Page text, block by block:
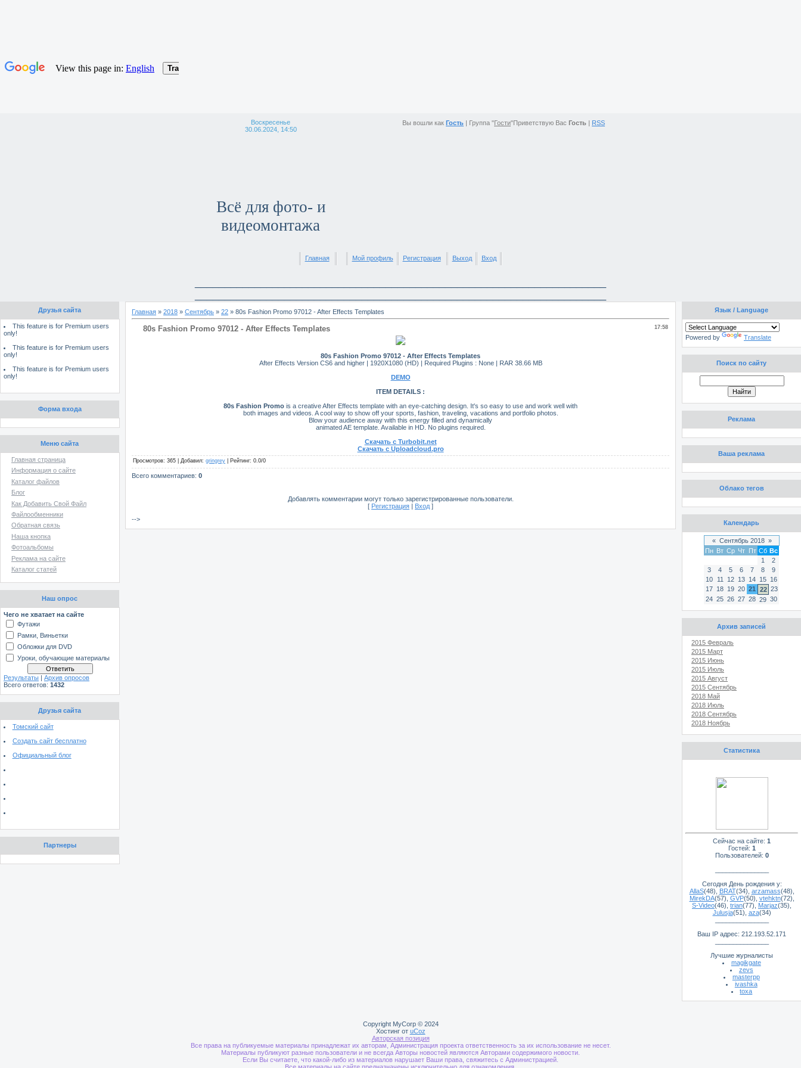
Воскресенье
30.06.2024, 14:50
Всё для фото- и
видеомонтажа
Вы вошли как Гость | Группа "Гости"Приветствую Вас Гость | RSS
Главная Мой профиль Регистрация Выход Вход
Друзья сайта
This feature is for Premium users
only!
This feature is for Premium users
only!
This feature is for Premium users
only!
Форма входа
Меню сайта
Главная страница
Информация о сайте
Каталог файлов
Блог
Как Добавить Свой Файл
Файлообменники
Обратная связь
Наша кнопка
Фотоальбомы
Реклама на сайте
Каталог статей
Наш опрос
Чего не хватает на сайте
Футажи
Рамки, Виньетки
Обложки для DVD
Уроки, обучающие материалы
Результаты | Архив опросов
Всего ответов: 1432
Друзья сайта
Томский сайт
Создать сайт бесплатно
Официальный блог
Партнеры
Главная » 2018 » Сентябрь » 22 » 80s Fashion Promo 97012 - After Effects Templates
17:58
80s Fashion Promo 97012 - After Effects Templates
80s Fashion Promo 97012 - After Effects Templates
After Effects Version CS6 and higher | 1920X1080 (HD) | Required Plugins : None | RAR 38.66 MB
DEMO
ITEM DETAILS :
80s Fashion Promo is a creative After Effects template with an eye-catching design. It's so easy to use and work well with
both images and videos. A cool way to show off your sports, fashion, traveling, vacations and portfolio photos.
Blow your audience away with this energy filled and dynamically
animated AE template. Available in HD. No plugins required.
Скачать с Turbobit.net
Скачать с Uploadcloud.pro
Просмотров: 365 Добавил: gringrey Рейтинг: 0.0/0
Всего комментариев: 0
Добавлять комментарии могут только зарегистрированные пользователи.
[ Регистрация | Вход ]
-->
Язык / Language
Powered by Translate
Поиск по сайту
Реклама
Ваша реклама
Облако тегов
Календарь
« Сентябрь 2018 »
Пн Вт Ср Чт Пт Сб Вс
1
2
3
4 5 6 7 8
9
10
11 12 13 14 15 16
17 18 19 20 21 22 23
24 25 26 27 28 29 30
Архив записей
2015 Февраль
2015 Март
2015 Июнь
2015 Июль
2015 Август
2015 Сентябрь
2018 Май
2018 Июль
2018 Сентябрь
2018 Ноябрь
Статистика
Сейчас на сайте: 1
Гостей: 1
Пользователей: 0
Сегодня День рождения у:
AllaS(48) BRAT(34) arzamass(48)
MirekDA(57) GVP(50) vtehktn(72)
S-Video(46) trian(77) Marjaz(35)
Julusja(51) aza(34)
Ваш IP адрес: 212.193.52.171
Лучшие журналисты
magikgate
zevs
masterpp
ivashka
toxa
Copyright MyCorp © 2024
Хостинг от uCoz
Авторская позиция
Все права на публикуемые материалы принадлежат их авторам, Администрация проекта ответственность за их использование не несет.
Материалы публикуют разные пользователи и не всегда Авторы новостей являются Авторами содержимого новости.
Если Вы считаете, что какой-либо из материалов нарушает Ваши права, свяжитесь с Администрацией.